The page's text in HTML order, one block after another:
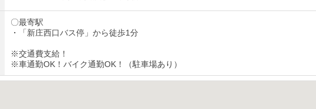
〇最寄駅
・「新庄西口バス停」から徒歩1分
※交通費支給！
※車通勤OK！バイク通勤OK！（駐車場あり）